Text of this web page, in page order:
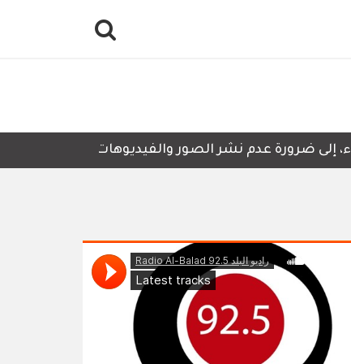
ضرورة عدم نشر الصور والفيديوهات التي لا تحتوي